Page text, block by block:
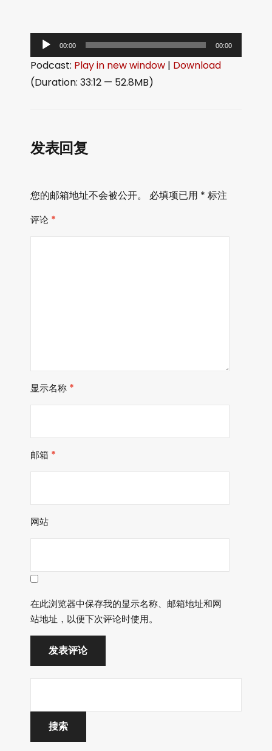
频
播
放
00:00 00:00
Podcast: Play in new window | Download
(Duration: 33:12 — 52.8MB)
发表回复
您的邮箱地址不会被公开。 必填项已用 * 标注
评论 *
显示名称 *
邮箱 *
网站
在此浏览器中保存我的显示名称、邮箱地址和网
站地址，以便下次评论时使用。